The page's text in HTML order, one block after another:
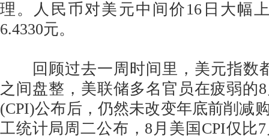
理。人民币对美元中间价16日大幅
6.4330元。
回顾过去一周时间里，美元指数都
之间盘整，美联储多名官员在疲弱的
(CPI)公布后，仍然未改变年底前削减
工统计局周二公布，8月美国CPI仅比